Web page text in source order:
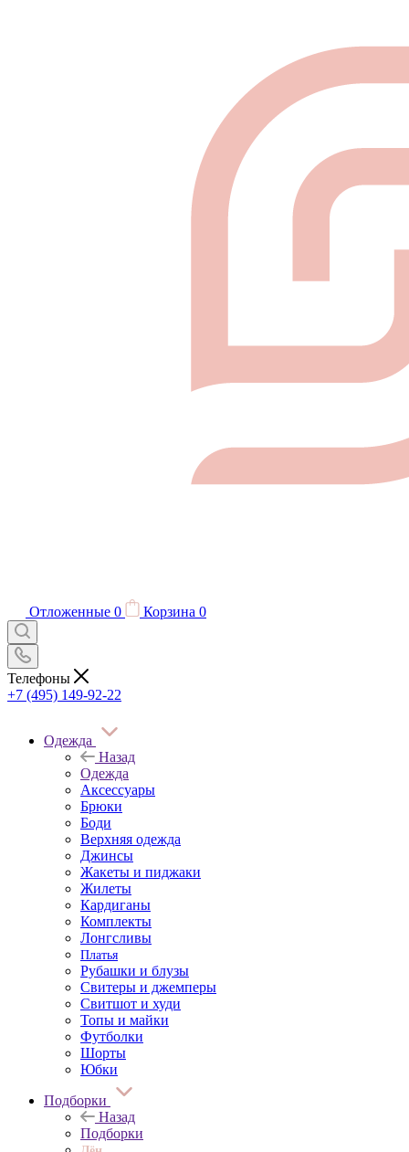
Отложенные 0 Корзина 0
Телефоны
+7 (495) 149-92-22
Одежда
Назад
Одежда
Аксессуары
Брюки
Боди
Верхняя одежда
Джинсы
Жакеты и пиджаки
Жилеты
Кардиганы
Комплекты
Лонгсливы
Платья
Рубашки и блузы
Свитеры и джемперы
Свитшот и худи
Топы и майки
Футболки
Шорты
Юбки
Подборки
Назад
Подборки